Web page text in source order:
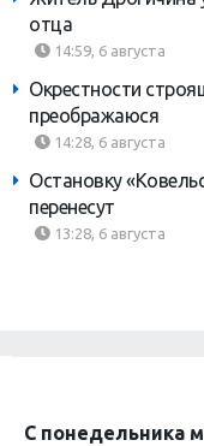
отца
14:59, 6 августа
Окрестности
преображаюся
14:28, 6 августа
Остановку
перенесут
13:28, 6 августа
С понедельника